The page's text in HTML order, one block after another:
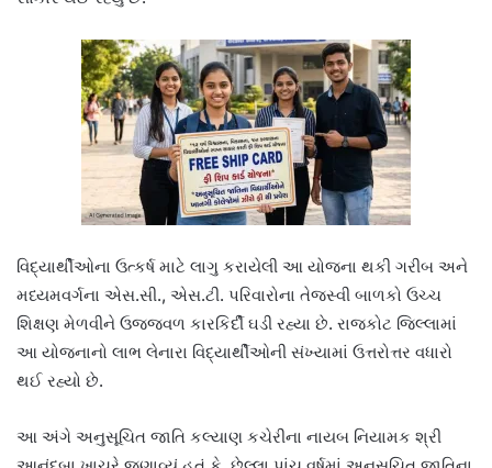
વિદ્યાર્થીઓના ઉત્કર્ષ માટે લાગુ કરાયેલી આ યોજના થકી ગરીબ અને
મધ્યમવર્ગના એસ.સી., એસ.ટી. પરિવારોના તેજસ્વી બાળકો ઉચ્ચ
શિક્ષણ મેળવીને ઉજ્જવળ કારકિર્દી ઘડી રહ્યા છે. રાજકોટ જિલ્લામાં
આ યોજનાનો લાભ લેનારા વિદ્યાર્થીઓની સંખ્યામાં ઉત્તરોત્તર વધારો
થઈ રહ્યો છે.
આ અંગે અનુસૂચિત જાતિ કલ્યાણ કચેરીના નાયબ નિયામક શ્રી